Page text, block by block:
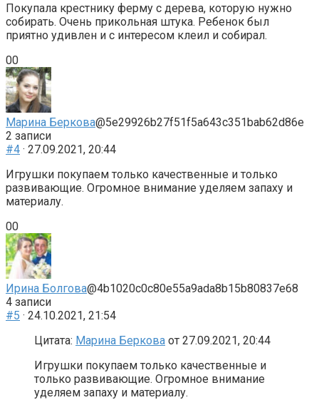
Покупала крестнику ферму с дерева, которую нужно
собирать. Очень прикольная штука. Ребенок был
приятно удивлен и с интересом клеил и собирал.
Голосуйте
-
палець
донизу.
0Голосуйте
-
палець
доверху.
0
Марина Беркова@5e29926b27f51f5a643c351bab62d86e
2 записи
#4 · 27.09.2021, 20:44
Игрушки покупаем только качественные и только
развивающие. Огромное внимание уделяем запаху и
материалу.
Голосуйте
-
палець
донизу.
0Голосуйте
-
палець
доверху.
0
Ирина Болгова@4b1020c0c80e55a9ada8b15b80837e68
4 записи
#5 · 24.10.2021, 21:54
Цитата: Марина Беркова от 27.09.2021, 20:44
Игрушки покупаем только качественные и
только развивающие. Огромное внимание
уделяем запаху и материалу.